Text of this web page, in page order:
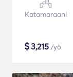
Katamaraani
$3,215 /yö